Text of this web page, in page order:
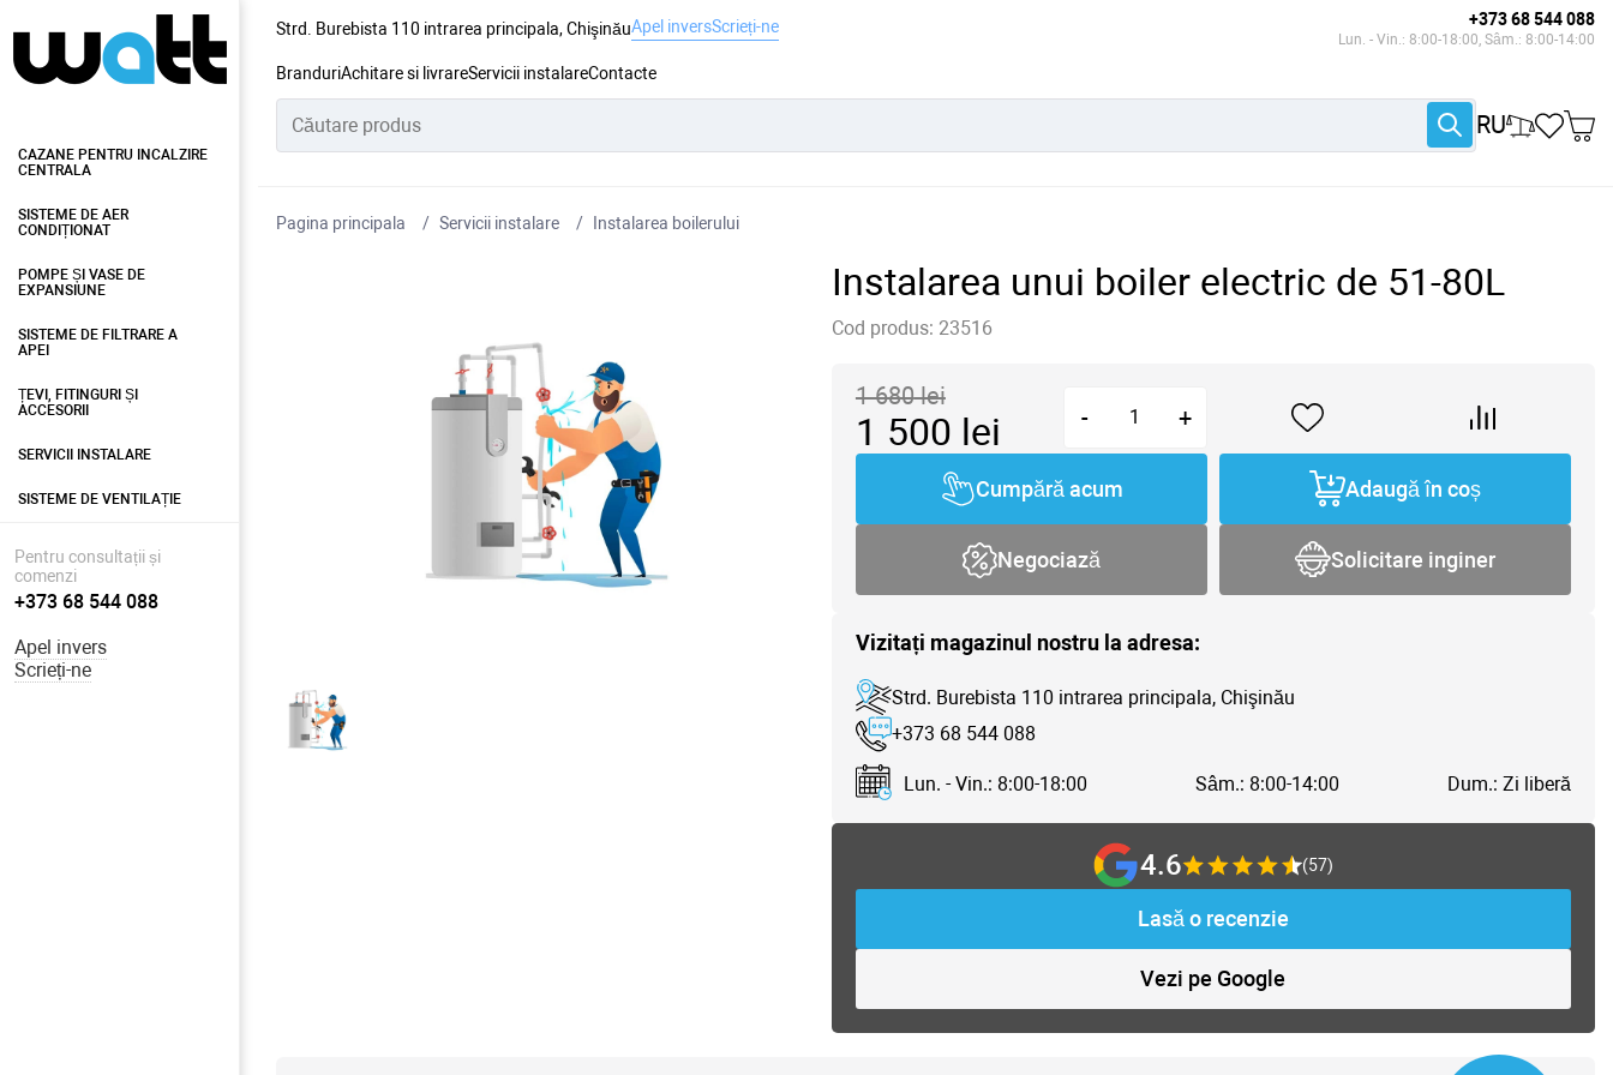
Strd. Burebista 110 intrarea principala, ChişinăuApel inversScrieți-ne +373 68 544 088
Lun. - Vin.: 8:00-18:00, Sâm.: 8:00-14:00
BranduriAchitare si livrareServicii instalareContacte
RU
CAZANE PENTRU INCALZIRE
CENTRALA
SISTEME DE AER
CONDIȚIONAT
POMPE ȘI VASE DE
EXPANSIUNE
SISTEME DE FILTRARE A
APEI
ȚEVI, FITINGURI ȘI
ACCESORII
SERVICII INSTALARE
SISTEME DE VENTILAȚIE
Pentru consultații și
comenzi
+373 68 544 088
Apel invers
Scrieți-ne
Pagina principala Servicii instalare Instalarea boilerului
Instalarea unui boiler electric de 51-80L
Cod produs: 23516
1 680lei
1 500 lei - +
Cumpără acum Adaugă în coș
Negociază Solicitare inginer
Vizitați magazinul nostru la adresa:
Strd. Burebista 110 intrarea principala, Chişinău
+373 68 544 088
Lun. - Vin.: 8:00-18:00 Sâm.: 8:00-14:00 Dum.: Zi liberă
4.6 (57)
Lasă o recenzie
Vezi pe Google